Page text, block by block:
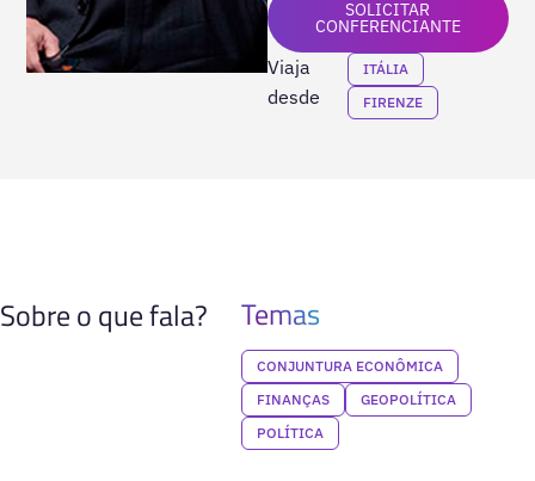
SOLICITAR
CONFERENCIANTE
Viaja
desde
ITÁLIA
FIRENZE
Sobre o que fala? Temas
CONJUNTURA ECONÔMICA
FINANÇAS
GEOPOLÍTICA
POLÍTICA